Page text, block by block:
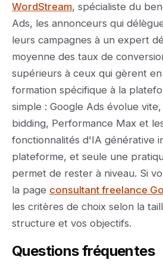
WordStream, spécialiste du
Ads, les annonceurs qui
leurs campagnes à un expert
moyenne des taux de
supérieurs à ceux qui gèrent
formation spécifique à la
simple : Google Ads évolue
bidding, Performance Max et
fonctionnalités d'IA générative
plateforme, et seule une
permet de rester à niveau. Si
la page consultant freelance
les critères de choix selon la
structure et vos objectifs.
Questions fréquentes